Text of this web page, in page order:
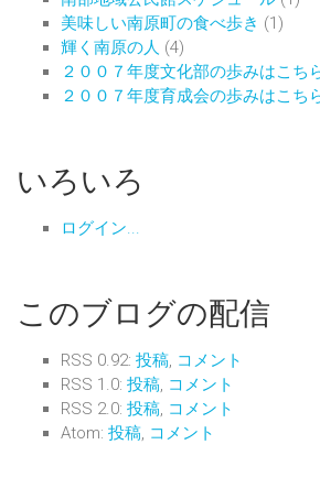
美味しい南原町の食べ歩き (1)
輝く南原の人 (4)
２００７年度文化部の歩みはこち
２００７年度育成会の歩みはこち
いろいろ
ログイン...
このブログの配信
RSS 0.92: 投稿, コメント
RSS 1.0: 投稿, コメント
RSS 2.0: 投稿, コメント
Atom: 投稿, コメント